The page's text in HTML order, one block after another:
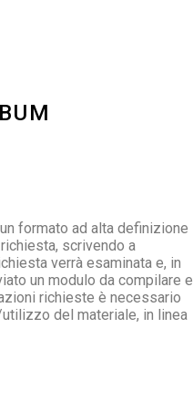
formato ad alta definizione
scrivendo a
verrà esaminata e, in
un modulo da compilare e
richieste è necessario
del materiale, in linea